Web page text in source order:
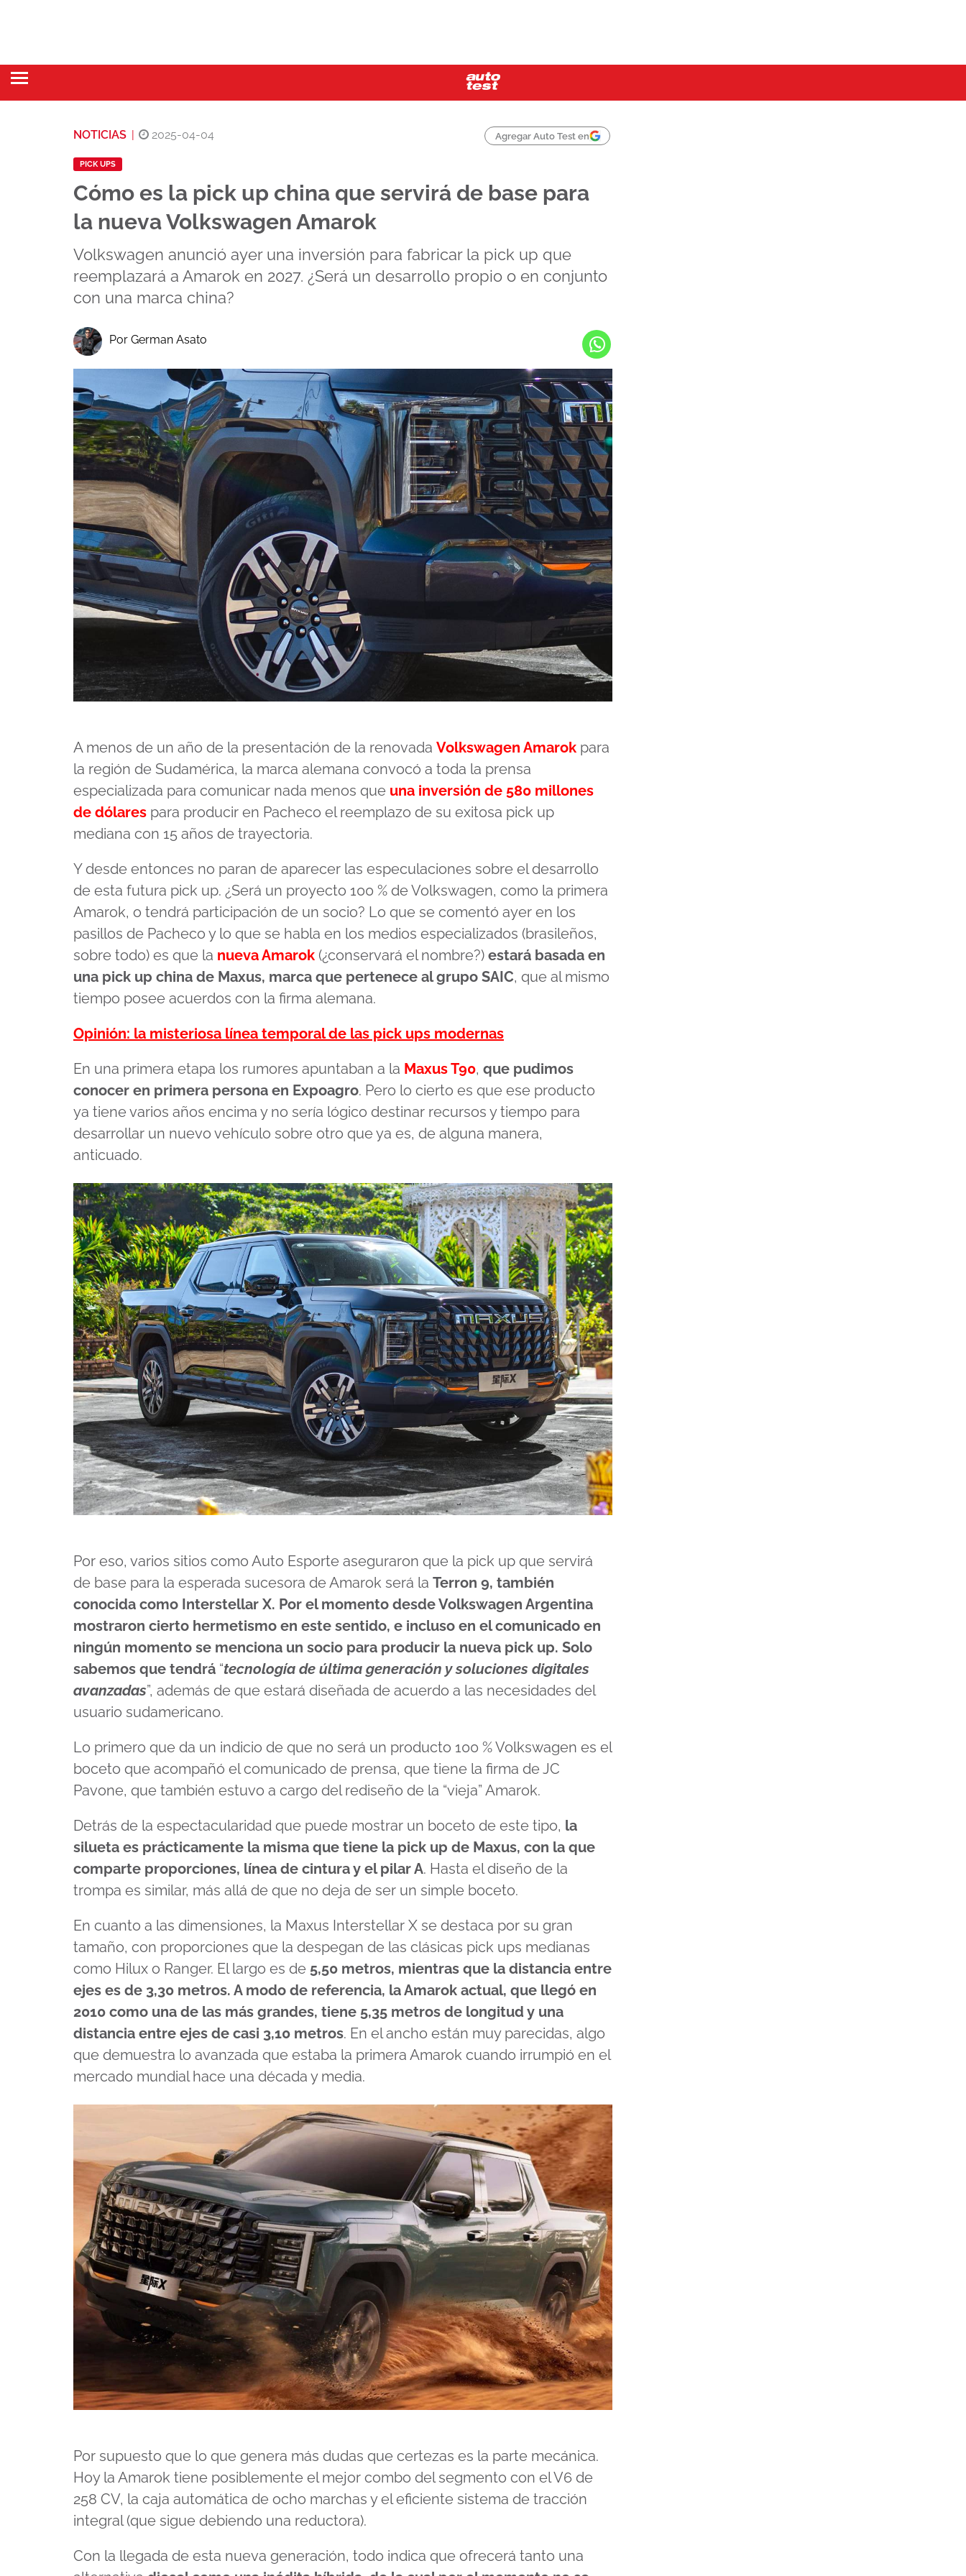
NOTICIAS 2025-04-04 Agregar Auto Test en
PICK UPS
Cómo es la pick up china que servirá de base para
la nueva Volkswagen Amarok
Volkswagen anunció ayer una inversión para fabricar la pick up que
reemplazará a Amarok en 2027. ¿Será un desarrollo propio o en conjunto
con una marca china?
Por German Asato
A menos de un año de la presentación de la renovada Volkswagen Amarok para
la región de Sudamérica, la marca alemana convocó a toda la prensa
especializada para comunicar nada menos que una inversión de 580 millones
de dólares para producir en Pacheco el reemplazo de su exitosa pick up
mediana con 15 años de trayectoria.
Y desde entonces no paran de aparecer las especulaciones sobre el desarrollo
de esta futura pick up. ¿Será un proyecto 100 % de Volkswagen, como la primera
Amarok, o tendrá participación de un socio? Lo que se comentó ayer en los
pasillos de Pacheco y lo que se habla en los medios especializados (brasileños,
sobre todo) es que la nueva Amarok (¿conservará el nombre?) estará basada en
una pick up china de Maxus, marca que pertenece al grupo SAIC, que al mismo
tiempo posee acuerdos con la firma alemana.
Opinión: la misteriosa línea temporal de las pick ups modernas
En una primera etapa los rumores apuntaban a la Maxus T90, que pudimos
conocer en primera persona en Expoagro. Pero lo cierto es que ese producto
ya tiene varios años encima y no sería lógico destinar recursos y tiempo para
desarrollar un nuevo vehículo sobre otro que ya es, de alguna manera,
anticuado.
Por eso, varios sitios como Auto Esporte aseguraron que la pick up que servirá
de base para la esperada sucesora de Amarok será la Terron 9, también
conocida como Interstellar X. Por el momento desde Volkswagen Argentina
mostraron cierto hermetismo en este sentido, e incluso en el comunicado en
ningún momento se menciona un socio para producir la nueva pick up. Solo
sabemos que tendrá “tecnología de última generación y soluciones digitales
avanzadas”, además de que estará diseñada de acuerdo a las necesidades del
usuario sudamericano.
Lo primero que da un indicio de que no será un producto 100 % Volkswagen es el
boceto que acompañó el comunicado de prensa, que tiene la firma de JC
Pavone, que también estuvo a cargo del rediseño de la “vieja” Amarok.
Detrás de la espectacularidad que puede mostrar un boceto de este tipo, la
silueta es prácticamente la misma que tiene la pick up de Maxus, con la que
comparte proporciones, línea de cintura y el pilar A. Hasta el diseño de la
trompa es similar, más allá de que no deja de ser un simple boceto.
En cuanto a las dimensiones, la Maxus Interstellar X se destaca por su gran
tamaño, con proporciones que la despegan de las clásicas pick ups medianas
como Hilux o Ranger. El largo es de 5,50 metros, mientras que la distancia entre
ejes es de 3,30 metros. A modo de referencia, la Amarok actual, que llegó en
2010 como una de las más grandes, tiene 5,35 metros de longitud y una
distancia entre ejes de casi 3,10 metros. En el ancho están muy parecidas, algo
que demuestra lo avanzada que estaba la primera Amarok cuando irrumpió en el
mercado mundial hace una década y media.
Por supuesto que lo que genera más dudas que certezas es la parte mecánica.
Hoy la Amarok tiene posiblemente el mejor combo del segmento con el V6 de
258 CV, la caja automática de ocho marchas y el eficiente sistema de tracción
integral (que sigue debiendo una reductora).
Con la llegada de esta nueva generación, todo indica que ofrecerá tanto una